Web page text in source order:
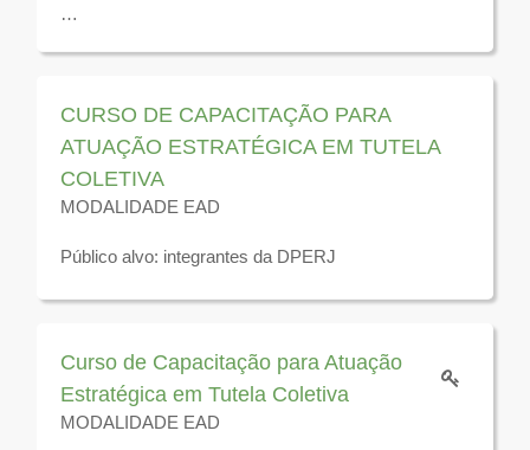
Rio de Janeiro.
Disponível para visualização até 31 de dezembro de
2026
CURSO DE CAPACITAÇÃO PARA
ATUAÇÃO ESTRATÉGICA EM TUTELA
COLETIVA
MODALIDADE EAD
Público alvo: integrantes da DPERJ
Disponível para visualização até 31 de dezembro de
Curso de Capacitação para Atuação
Estratégica em Tutela Coletiva
MODALIDADE EAD